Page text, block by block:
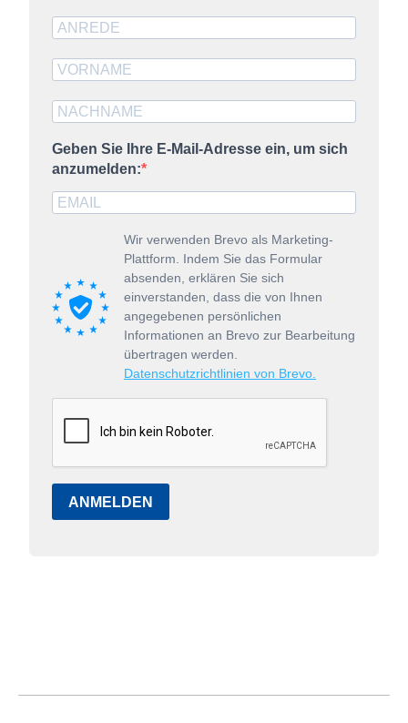
Geben Sie Ihre E-Mail-Adresse ein, um sich
anzumelden:
Wir verwenden Brevo als Marketing-
Plattform. Indem Sie das Formular
absenden, erklären Sie sich
einverstanden, dass die von Ihnen
angegebenen persönlichen
Informationen an Brevo zur Bearbeitung
übertragen werden.
Datenschutzrichtlinien von Brevo.
ANMELDEN